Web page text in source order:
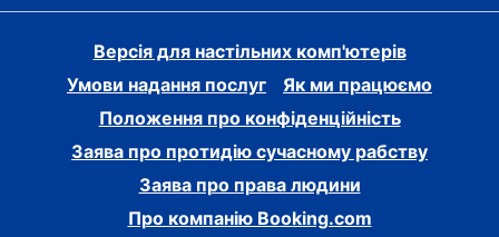
Версія для настільних комп'ютерів
Умови надання послуг
Як ми працюємо
Положення про конфіденційність
Заява про протидію сучасному рабству
Заява про права людини
Про компанію Booking.com